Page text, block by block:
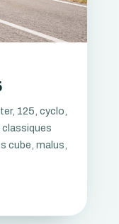
125, cyclo,
classiques
cube, malus,